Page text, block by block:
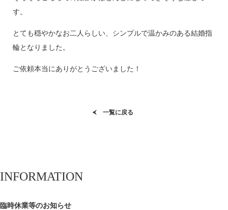
す。
とても穏やかなお二人らしい、シンプルで温かみのある結婚指
輪となりました。
ご依頼本当にありがとうございました！
一覧に戻る
INFORMATION
臨時休業等のお知らせ